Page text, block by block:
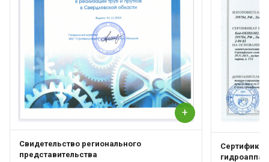
+
Свидетельство регионального
представительства
Сертификат